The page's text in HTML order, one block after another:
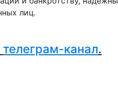
лиц.
телеграм-канал.